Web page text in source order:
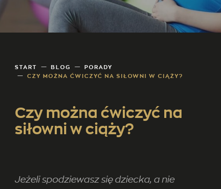
START BLOG
PORADY
CZY MOŻNA ĆWICZYĆ NA SIŁOWNI W CIĄŻY?
Czy można ćwiczyć na
siłowni w ciąży?
Jeżeli spodziewasz się dziecka, a nie